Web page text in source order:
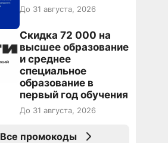
До 31 августа, 2026
Скидка 72 000 на
высшее образование
и среднее
специальное
образование в
первый год обучения
До 31 августа, 2026
Все промокоды